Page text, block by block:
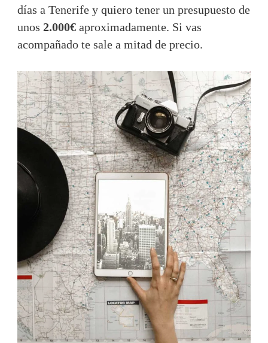
días a Tenerife y quiero tener un presupuesto de
unos 2.000€ aproximadamente. Si vas
acompañado te sale a mitad de precio.